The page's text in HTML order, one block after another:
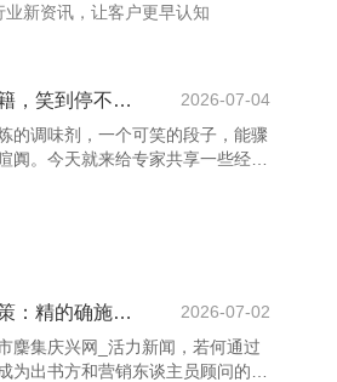
业新资讯，让客户更早认知
经典幽默见笑书籍，笑到停不下来！
2026-07-04
的调味剂，一个可笑的段子，能骤
阗。今天就来给专家共享一些经典
新闻，保证让你笑到停不下来！
：“为什么我长得这样丑？”姆妈
’的反义词！”训导：“那你当今是不
” 再来说个冷见笑：有一天，一只鸭
说：“给我来杯啤酒。”酒保
史籍营销计划决策：精的确施普及销量
2026-07-02
麇集庆兴网_活力新闻，若何通过
为出书方和营销东谈主员顾问的要